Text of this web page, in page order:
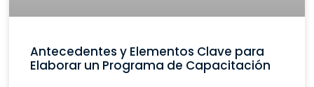
Antecedentes y Elementos Clave para
Elaborar un Programa de Capacitación